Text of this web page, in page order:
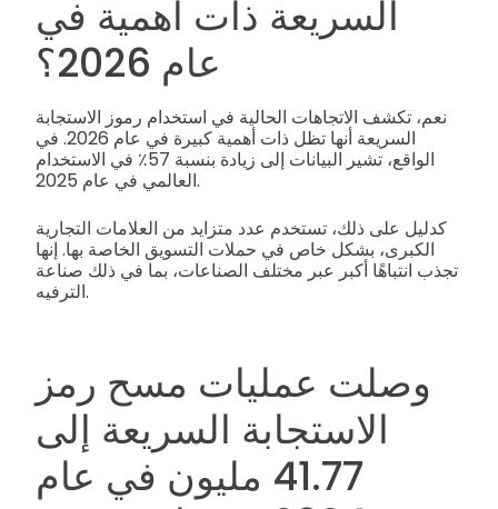
السريعة ذات أهمية في
عام 2026؟
نعم، تكشف الاتجاهات الحالية في استخدام رموز الاستجابة
السريعة أنها تظل ذات أهمية كبيرة في عام 2026. في
الواقع، تشير البيانات إلى زيادة بنسبة 57٪ في الاستخدام
العالمي في عام 2025.
كدليل على ذلك، تستخدم عدد متزايد من العلامات التجارية
الكبرى، بشكل خاص في حملات التسويق الخاصة بها. إنها
تجذب انتباهًا أكبر عبر مختلف الصناعات، بما في ذلك صناعة
الترفيه.
وصلت عمليات مسح رمز
الاستجابة السريعة إلى
41.77 مليون في عام